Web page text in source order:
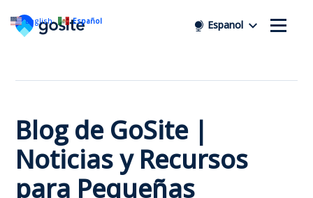
Espanol
Blog de GoSite |
Noticias y Recursos
para Pequeñas
English Español